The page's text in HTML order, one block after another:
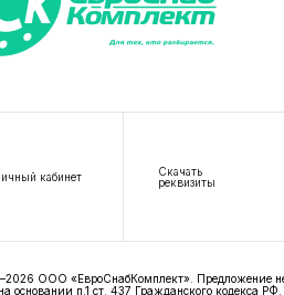
кабинет
Скачать
реквизиты
ООО «ЕвроСнабКомплект». Предложение не
основании п.1 ст. 437 Гражданского кодекса